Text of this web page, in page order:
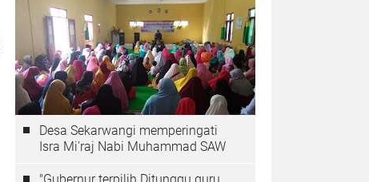
Desa Sekarwangi memperingati
Isra Mi'raj Nabi Muhammad SAW